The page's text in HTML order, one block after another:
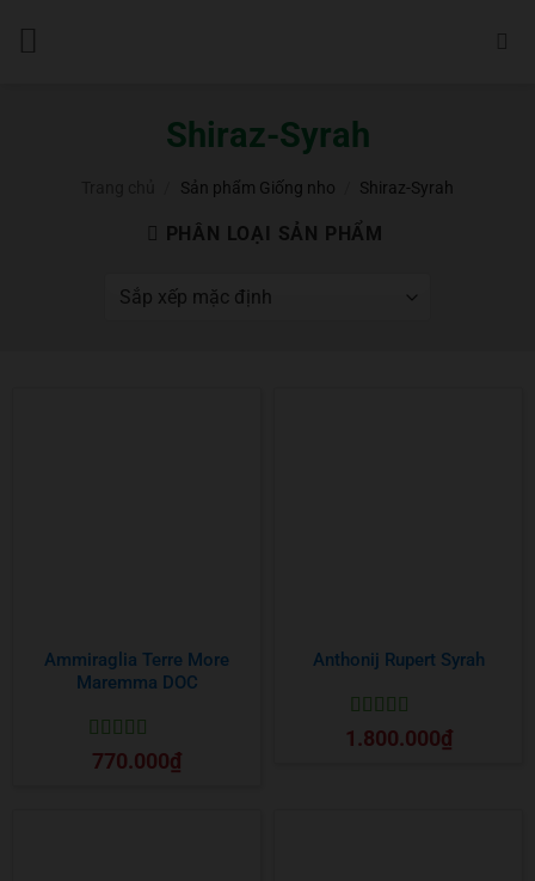
Shiraz-Syrah
Sản phẩm Giống nho Shiraz-Syrah
PHÂN LOẠI SẢN PHẨM
Ammiraglia Terre More
Maremma DOC
Được xếp
hạng55 sao
770.000₫
Anthonij Rupert Syrah
Được xếp
hạng55 sao
1.800.000₫